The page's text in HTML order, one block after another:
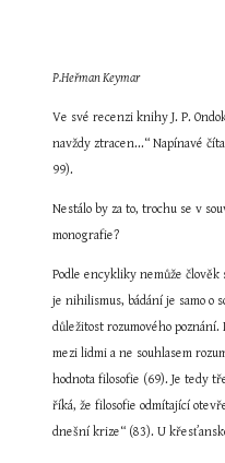
P.Heřman Keymar
Ve své recenzi knihy J. P.
navždy ztracen...“ Napínavé
99).
Nestálo by za to, trochu se v
monografie?
Podle encykliky nemůže člověk
je nihilismus, bádání je samo o
důležitost rozumového
mezi lidmi a ne souhlasem
hodnota filosofie (69). Je tedy
říká, že filosofie odmítající
dnešní krize“ (83). U